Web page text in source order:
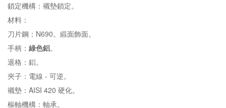
鎖定機構：襯墊鎖定。
材料：
刀片鋼：N690。緞面飾面。
手柄： 綠色鋁。
退格：鋁。
夾子：電線 - 可逆。
襯墊：AISI 420 硬化。
樞軸機構：軸承。